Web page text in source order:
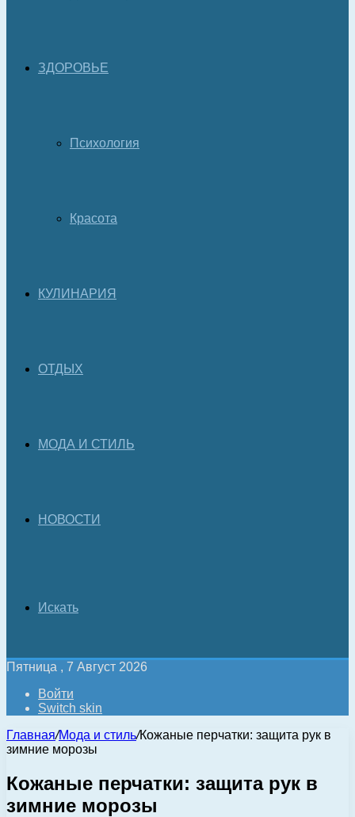
ЗДОРОВЬЕ
Психология
Красота
КУЛИНАРИЯ
ОТДЫХ
МОДА И СТИЛЬ
НОВОСТИ
Искать
Пятница , 7 Август 2026
Войти
Switch skin
Главная/Мода и стиль/Кожаные перчатки: защита рук в
зимние морозы
Кожаные перчатки: защита рук в
зимние морозы